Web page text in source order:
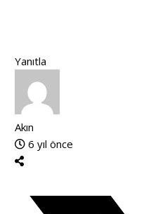
Yanıtla
Akın
6 yıl önce